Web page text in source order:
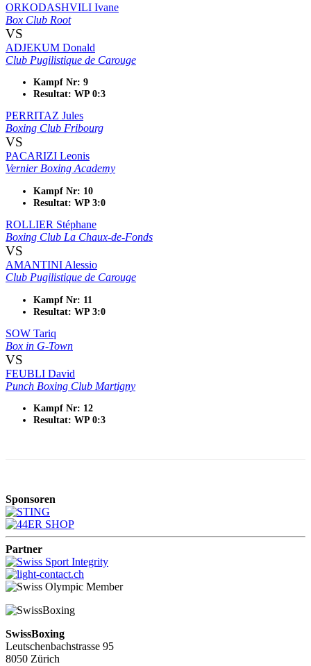
ORKODASHVILI Ivane
Box Club Root
VS
ADJEKUM Donald
Club Pugilistique de Carouge
Kampf Nr: 9
Resultat: WP 0:3
PERRITAZ Jules
Boxing Club Fribourg
VS
PACARIZI Leonis
Vernier Boxing Academy
Kampf Nr: 10
Resultat: WP 3:0
ROLLIER Stéphane
Boxing Club La Chaux-de-Fonds
VS
AMANTINI Alessio
Club Pugilistique de Carouge
Kampf Nr: 11
Resultat: WP 3:0
SOW Tariq
Box in G-Town
VS
FEUBLI David
Punch Boxing Club Martigny
Kampf Nr: 12
Resultat: WP 0:3
Sponsoren
Partner
SwissBoxing
Leutschenbachstrasse 95
8050 Zürich